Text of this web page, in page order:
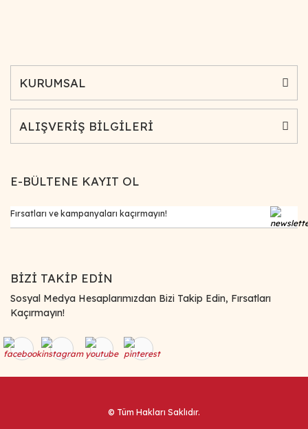
KURUMSAL
ALIŞVERİŞ BİLGİLERİ
E-BÜLTENE KAYIT OL
BİZİ TAKİP EDİN
Sosyal Medya Hesaplarımızdan Bizi Takip Edin, Fırsatları
Kaçırmayın!
© Tüm Hakları Saklıdır.